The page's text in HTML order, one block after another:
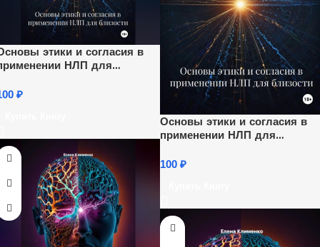
этики и согласия в
НЛП для
₽
Основы этики и согласия в
применении НЛП для
100 ₽